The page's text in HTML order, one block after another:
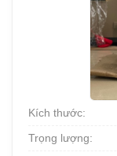
Kích thước:
Trọng lượng: